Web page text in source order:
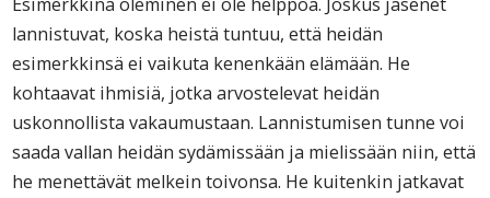
lannistuvat, koska heistä tuntuu, että heidän
esimerkkinsä ei vaikuta kenenkään elämään. He
kohtaavat ihmisiä, jotka arvostelevat heidän
uskonnollista vakaumustaan. Lannistumisen tunne voi
saada vallan heidän sydämissään ja mielissään niin, että
he menettävät melkein toivonsa. He kuitenkin jatkavat